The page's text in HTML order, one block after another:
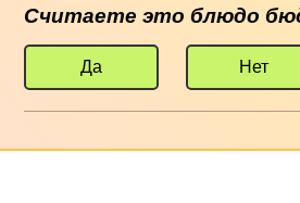
Считаете это блюдо
Да Нет